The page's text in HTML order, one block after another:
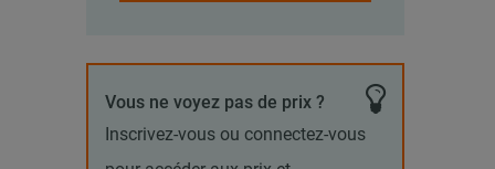
Vous ne voyez pas de prix ?
Inscrivez-vous ou connectez-vous